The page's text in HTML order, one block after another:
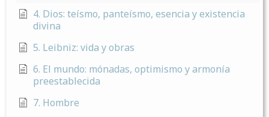
4. Dios: teísmo, panteísmo, esencia y existencia
divina
5. Leibniz: vida y obras
6. El mundo: mónadas, optimismo y armonía
preestablecida
7. Hombre